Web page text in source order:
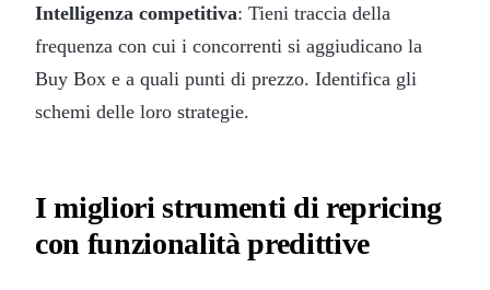
Intelligenza competitiva: Tieni traccia della
frequenza con cui i concorrenti si aggiudicano la
Buy Box e a quali punti di prezzo. Identifica gli
schemi delle loro strategie.
I migliori strumenti di repricing
con funzionalità predittive